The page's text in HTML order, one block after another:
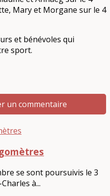
Mary et Morgane sur le 4
et bénévoles qui
sport.
un commentaire
se sont poursuivis le 3
à...